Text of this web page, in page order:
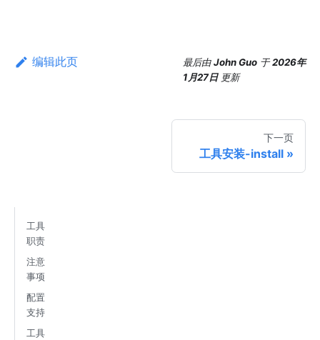
编辑此页 最后由John Guo 于2026年
1月27日 更新
下一页
工具安装-install
工具
职责
注意
事项
配置
支持
工具